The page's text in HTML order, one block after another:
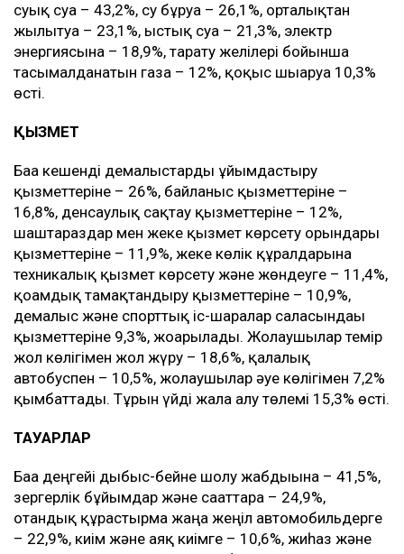
суық суға – 43,2%, су бұруға – 26,1%, орталықтан
жылытуға – 23,1%, ыстық суға – 21,3%, электр
энергиясына – 18,9%, тарату желілері бойынша
тасымалданатын газға – 12%, қоқыс шығаруға 10,3%
өсті.
ҚЫЗМЕТ
Баға кешенді демалыстарды ұйымдастыру
қызметтеріне – 26%, байланыс қызметтеріне –
16,8%, денсаулық сақтау қызметтеріне – 12%,
шаштараздар мен жеке қызмет көрсету орындары
қызметтеріне – 11,9%, жеке көлік құралдарына
техникалық қызмет көрсету және жөндеуге – 11,4%,
қоғамдық тамақтандыру қызметтеріне – 10,9%,
демалыс және спорттық іс-шаралар саласындағы
қызметтеріне 9,3%, жоғарылады. Жолаушылар темір
жол көлігімен жол жүру – 18,6%, қалалық
автобуспен – 10,5%, жолаушылар әуе көлігімен 7,2%
қымбаттады. Тұрғын үйді жалға алу төлемі 15,3% өсті.
ТАУАРЛАР
Баға деңгейі дыбыс-бейне шолу жабдығына – 41,5%,
зергерлік бұйымдар және сағаттарға – 24,9%,
отандық құрастырма жаңа жеңіл автомобильдерге
– 22,9%, киім және аяқ киімге – 10,6%, жиһаз және